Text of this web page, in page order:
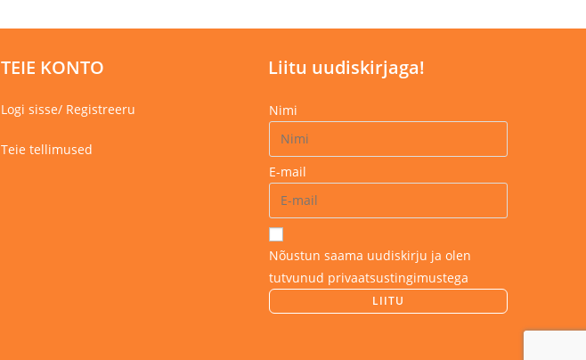
TEIE KONTO
Logi sisse/ Registreeru
Teie tellimused
Liitu uudiskirjaga!
Nimi
E-mail
Nõustun saama uudiskirju ja olen
tutvunud privaatsustingimustega